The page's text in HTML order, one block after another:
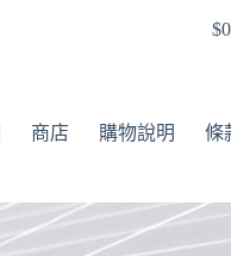
$
商店 購物說明 條